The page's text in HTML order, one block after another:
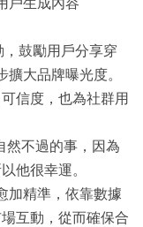
戶生成內容
鼓勵用戶分享穿
大品牌曝光度。
信度，也為社群用
然不過的事，因為
他很幸運。
加精準，依靠數據
互動，從而確保合